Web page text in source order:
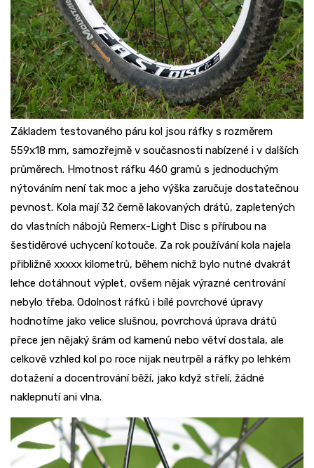
Základem testovaného páru kol jsou ráfky s rozměrem
559x18 mm, samozřejmě v současnosti nabízené i v dalších
průměrech. Hmotnost ráfku 460 gramů s jednoduchým
nýtováním není tak moc a jeho výška zaručuje dostatečnou
pevnost. Kola mají 32 černě lakovaných drátů, zapletených
do vlastních nábojů Remerx-Light Disc s přírubou na
šestiděrové uchycení kotouče. Za rok používání kola najela
přibližně xxxxx kilometrů, během nichž bylo nutné dvakrát
lehce dotáhnout výplet, ovšem nějak výrazné centrování
nebylo třeba. Odolnost ráfků i bílé povrchové úpravy
hodnotíme jako velice slušnou, povrchová úprava drátů
přece jen nějaký šrám od kamenů nebo větví dostala, ale
celkově vzhled kol po roce nijak neutrpěl a ráfky po lehkém
dotažení a docentrování běží, jako když střelí, žádné
naklepnutí ani vlna.